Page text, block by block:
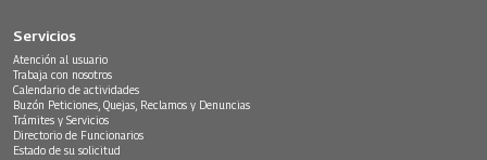
Servicios
Atención al usuario
Trabaja con nosotros
Calendario de actividades
Buzón Peticiones, Quejas, Reclamos y Denuncias
Trámites y Servicios
Directorio de Funcionarios
Estado de su solicitud